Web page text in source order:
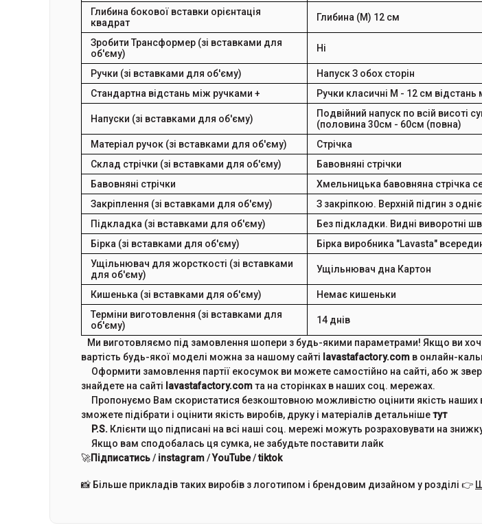
Глибина бокової вставки орієнтація
квадрат
Глибина (M) 12 см
Зробити Трансформер (зі вставками для
об'єму)
Ні
Ручки (зі вставками для об'єму) НапускЗ обох сторін
Стандартна відстань між ручками +
Ручки класичні M - 12 см
Напуски (зі вставками для об'єму) Подвійний напуск по всій висоті
(половина 30см - 60см (повна)
Матеріал ручок (зі вставками для об'єму)
Стрічка
Склад стрічки (зі вставками для об'єму)
Бавовняні стрічки
Бавовняні стрічки
Хмельницька бавовняна стрічка
Закріплення (зі вставками для об'єму)
З закріпкою. Верхній підгин з
Підкладка (зі вставками для об'єму)
Без підкладки. Видні виворотні
Бірка (зі вставками для об'єму)
Бірка виробника "Lavasta"
Ущільнювач для жорсткості (зі вставками
для об'єму)
Ущільнювач дна Картон
Кишенька (зі вставками для об'єму)
Немає кишеньки
Терміни виготовлення (зі вставками для
об'єму)
14 днів
Ми виготовляємо під замовлення шопери з будь-якими параметрами! Якщо ви
вартість будь-якої моделі можна за нашому сайті lavastafactory.com в онлайн-
Оформити замовлення партії екосумок ви можете самостійно на сайті, або ж
знайдете на сайті lavastafactory.comта на сторінках в наших соц. мережах.
Пропонуємо Вам скористатися безкоштовною можливістю оцінити якість
зможете підібрати і оцінити якість виробів, друку і матеріалів детальнішетут
P.S. Клієнти що підписані на всі наші соц. мережі можуть розраховувати на
Якщо вам сподобалась ця сумка, не забудьте поставити лайк
🚀Підписатись/ instagram/YouTube/tiktok
📸 Більше прикладів таких виробів з логотипом і брендовим дизайном у розділі 👉